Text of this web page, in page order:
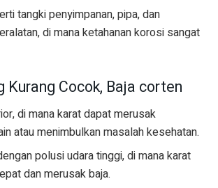
tangki penyimpanan, pipa, dan
di mana ketahanan korosi sangat
Kurang Cocok, Baja corten
di mana karat dapat merusak
atau menimbulkan masalah kesehatan.
polusi udara tinggi, di mana karat
dan merusak baja.